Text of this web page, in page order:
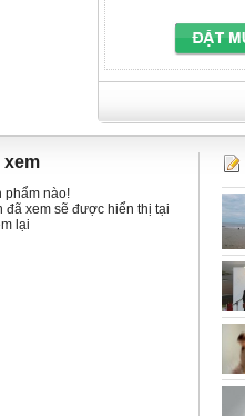
xem
phẩm nào!
đã xem sẽ được hiển thị tại
lại